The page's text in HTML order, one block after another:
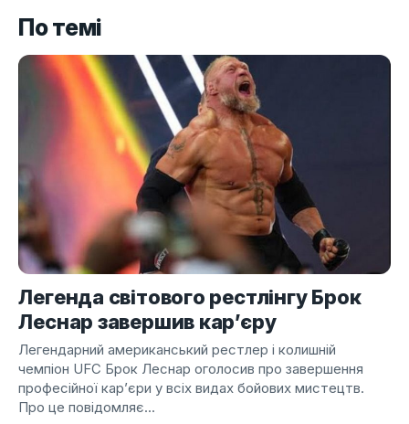
По темі
Легенда світового рестлінгу Брок
Леснар завершив кар’єру
Легендарний американський рестлер і колишній
чемпіон UFC Брок Леснар оголосив про завершення
професійної кар’єри у всіх видах бойових мистецтв.
Про це повідомляє...